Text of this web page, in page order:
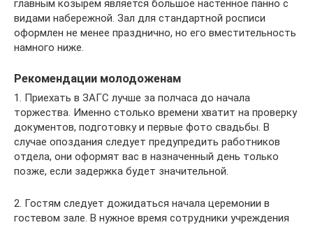
главным козырем является большое настенное панно с
видами набережной. Зал для стандартной росписи
оформлен не менее празднично, но его вместительность
намного ниже.
Рекомендации молодоженам
1. Приехать в ЗАГС лучше за полчаса до начала
торжества. Именно столько времени хватит на проверку
документов, подготовку и первые фото свадьбы. В
случае опоздания следует предупредить работников
отдела, они оформят вас в назначенный день только
позже, если задержка будет значительной.
2. Гостям следует дожидаться начала церемонии в
гостевом зале. В нужное время сотрудники учреждения